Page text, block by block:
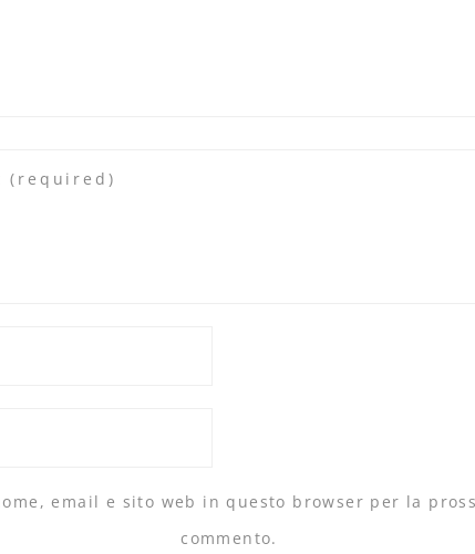
email e sito web in questo browser per la
commento.